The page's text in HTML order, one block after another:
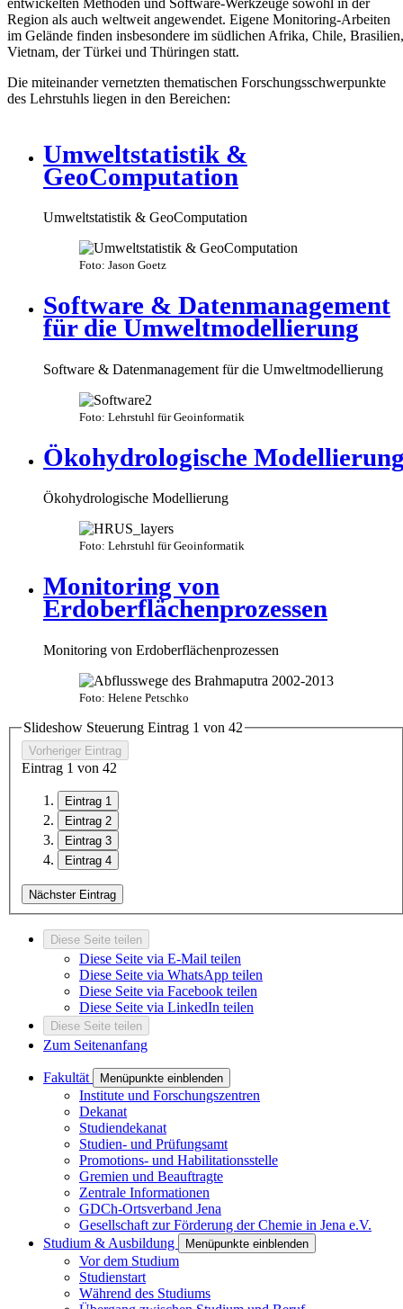
Region als auch weltweit angewendet. Eigene Monitoring-Arbeiten
im Gelände finden insbesondere im südlichen Afrika, Chile, Brasilien,
Vietnam, der Türkei und Thüringen statt.
Die miteinander vernetzten thematischen Forschungsschwerpunkte
des Lehrstuhls liegen in den Bereichen:
Umweltstatistik &
GeoComputation
Umweltstatistik & GeoComputation
Foto: Jason Goetz
Software & Datenmanagement
für die Umweltmodellierung
Software & Datenmanagement für die Umweltmodellierung
Foto: Lehrstuhl für Geoinformatik
Ökohydrologische
Ökohydrologische Modellierung
Foto: Lehrstuhl für Geoinformatik
Monitoring von
Erdoberflächenprozessen
Monitoring von Erdoberflächenprozessen
Foto: Helene Petschko
Slideshow Steuerung Eintrag 1 von 42
Vorheriger Eintrag
Eintrag 1 von 42
Eintrag 1
Eintrag 2
Eintrag 3
Eintrag 4
Nächster Eintrag
Diese Seite teilen
Diese Seite via E-Mail teilen
Diese Seite via WhatsApp teilen
Diese Seite via Facebook teilen
Diese Seite via LinkedIn teilen
Diese Seite teilen
Zum Seitenanfang
Fakultät Menüpunkte einblenden
Institute und Forschungszentren
Dekanat
Studiendekanat
Studien- und Prüfungsamt
Promotions- und Habilitationsstelle
Gremien und Beauftragte
Zentrale Informationen
GDCh-Ortsverband Jena
Gesellschaft zur Förderung der Chemie in Jena e.V.
Studium & Ausbildung
Menüpunkte einblenden
Vor dem Studium
Studienstart
Während des Studiums